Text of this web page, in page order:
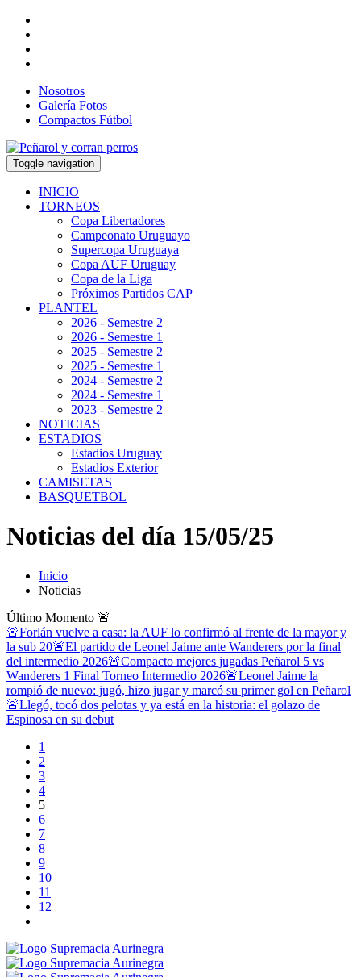
Nosotros
Galería Fotos
Compactos Fútbol
Toggle navigation
INICIO
TORNEOS
Copa Libertadores
Campeonato Uruguayo
Supercopa Uruguaya
Copa AUF Uruguay
Copa de la Liga
Próximos Partidos CAP
PLANTEL
2026 - Semestre 2
2026 - Semestre 1
2025 - Semestre 2
2025 - Semestre 1
2024 - Semestre 2
2024 - Semestre 1
2023 - Semestre 2
NOTICIAS
ESTADIOS
Estadios Uruguay
Estadios Exterior
CAMISETAS
BASQUETBOL
Noticias del día 15/05/25
Inicio
Noticias
Último Momento 🚨
🚨Forlán vuelve a casa: la AUF lo confirmó al frente de la mayor y
la sub 20🚨El partido de Leonel Jaime ante Wanderers por la final
del intermedio 2026🚨Compacto mejores jugadas Peñarol 5 vs
Wanderers 1 Final Torneo Intermedio 2026🚨Leonel Jaime la
rompió de nuevo: jugó, hizo jugar y marcó su primer gol en Peñarol
🚨Llegó, tocó dos pelotas y ya está en la historia: el golazo de
Espinosa en su debut
1
2
3
4
5
6
7
8
9
10
11
12